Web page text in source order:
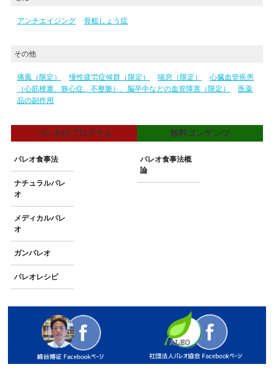
アンチエイジング 骨粗しょう症
その他
痛風（限定） 慢性疲労症候群（限定） 喘息（限定）
心臓血管疾患
（心筋梗塞、狭心症、不整脈）、脳卒中などの血管障害（限定）
医薬
品の副作用
パレオのプログラム
パレオ食事法
ナチュラルパレ
オ
メディカルパレ
オ
ガンパレオ
パレオレシピ
無料コンテンツ
パレオ食事法概
論